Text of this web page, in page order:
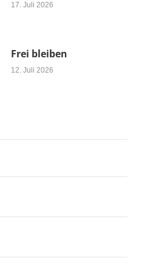
17. Juli 2026
Frei bleiben
12. Juli 2026